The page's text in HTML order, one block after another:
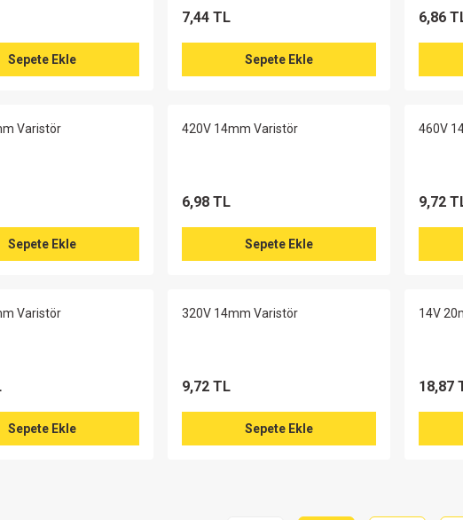
Sepete Ekle
7,44 TL
Sepete Ekle
6,86
Varistör
Sepete Ekle
420V 14mm Varistör
6,98 TL
Sepete Ekle
460V
9,72
Varistör
Sepete Ekle
320V 14mm Varistör
9,72 TL
Sepete Ekle
14V
18,87